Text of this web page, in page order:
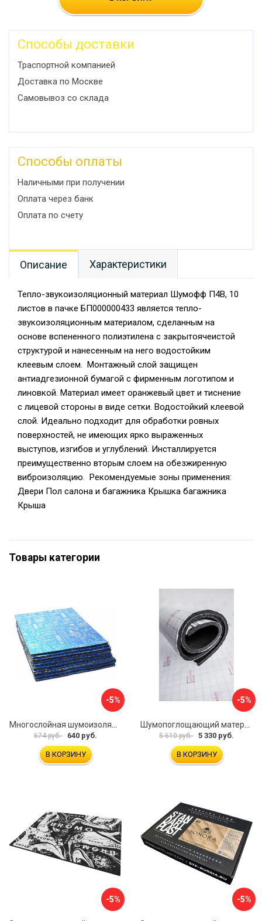
Способы доставки
Траспортной компанией
Доставка по Москве
Самовывоз со склада
Способы оплаты
Наличными при получении
Оплата через банк
Оплата по счету
Описание Характеристики
Тепло-звукоизоляционный материал Шумофф П4В, 10
листов в пачке БП000000433 является тепло-
звукоизоляционным материалом, сделанным на
основе вспененного полиэтилена с закрытоячеистой
структурой и нанесенным на него водостойким
клеевым слоем. Монтажный слой защищен
антиадгезионной бумагой с фирменным логотипом и
линовкой. Материал имеет оранжевый цвет и тиснение
с лицевой стороны в виде сетки. Водостойкий клеевой
слой. Идеально подходит для обработки ровных
поверхностей, не имеющих ярко выраженных
выступов, изгибов и углублений. Инсталлируется
преимущественно вторым слоем на обезжиренную
виброизоляцию. Рекомендуемые зоны применения:
Двери Пол салона и багажника Крышка багажника
Крыша
Товары категории
-5%
674 руб. 640 руб.
В КОРЗИНУ
-5%
5 610 руб. 5 330 руб.
В КОРЗИНУ
-5% -5%